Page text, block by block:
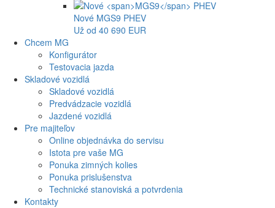
Nové MGS9 PHEV
Už od 40 690 EUR
Chcem MG
Konfigurátor
Testovacia jazda
Skladové vozidlá
Skladové vozidlá
Predvádzacie vozidlá
Jazdené vozidlá
Pre majiteľov
Online objednávka do servisu
Istota pre vaše MG
Ponuka zimných kolies
Ponuka prislušenstva
Technické stanoviská a potvrdenia
Kontakty